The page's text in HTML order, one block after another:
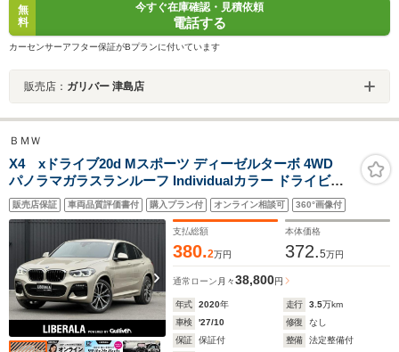
無
料
今すぐ在庫確認・見積依頼
電話する
カーセンサーアフター保証がBプランに付いています
販売店： ガリバー 津島店
ＢＭＷ
X4 xドライブ20d Mスポーツ ディーゼルターボ 4WD
パノラマガラスランルーフ Individualカラー ドライビン
グアシストプラス パーキングアシストプラス 黒革 ベンチ
レーション 全席シートヒーター 純正ナビ TV Apple
CarPlay 360°カメラ パワーテールゲート 純正19AW
販売店保証 車両品質評価書付 購入プラン付 オンライン相談可 360°画像付
支払総額
380.2万円
本体価格
372.5万円
通常ローン 月々38,800円
年式 2020年 走行 3.5万km
車検
'27/10 修復
なし
保証
保証付 整備
法定整備付